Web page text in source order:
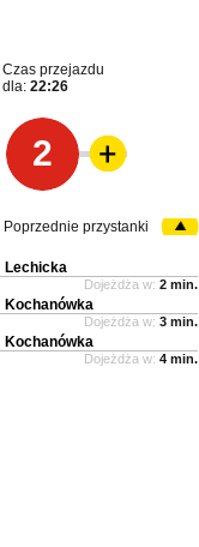
Czas przejazdu
dla: 22:26
2
Poprzednie przystanki
Lechicka
Dojeżdża w: 2 min.
Kochanówka
Dojeżdża w: 3 min.
Kochanówka
Dojeżdża w: 4 min.